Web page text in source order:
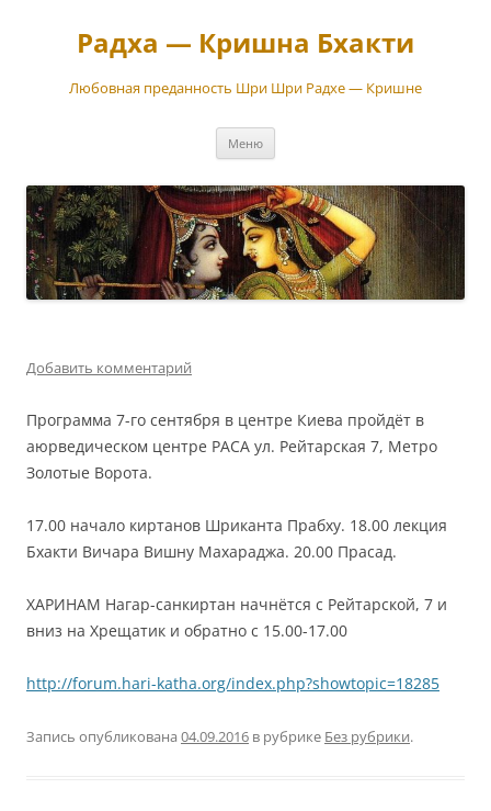
содержимому
Радха — Кришна Бхакти
Любовная преданность Шри Шри Радхе — Кришне
Меню
Добавить комментарий
Программа 7-го сентября в центре Киева пройдёт в
аюрведическом центре РАСА ул. Рейтарская 7, Метро
Золотые Ворота.
17.00 начало киртанов Шриканта Прабху. 18.00 лекция
Бхакти Вичара Вишну Махараджа. 20.00 Прасад.
ХАРИНАМ Нагар-санкиртан начнётся с Рейтарской, 7 и
вниз на Хрещатик и обратно с 15.00-17.00
http://forum.hari-katha.org/index.php?showtopic=18285
Запись опубликована 04.09.2016 в рубрике Без рубрики.